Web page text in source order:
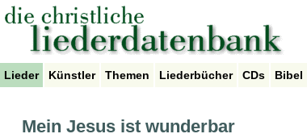
Lieder Künstler Themen Liederbücher CDs Bibel
Mein Jesus ist wunderbar